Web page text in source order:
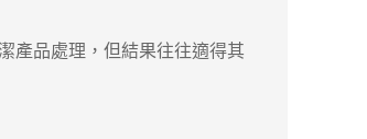
產品處理，但結果往往適得其